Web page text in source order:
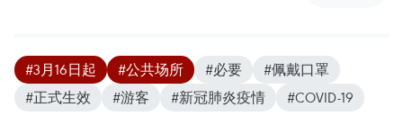
#3月16日起 #公共场所 #必要
#佩戴口罩
#正式生效
#游客 #新冠肺炎疫情 #COVID-19